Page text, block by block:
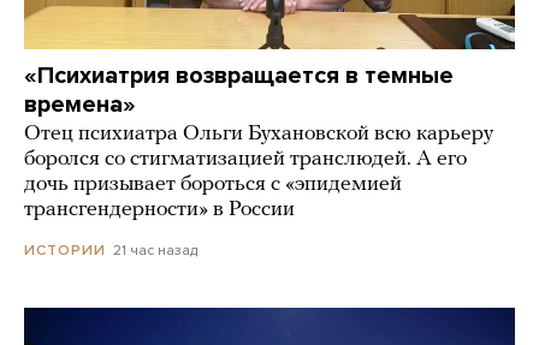
«Психиатрия возвращается в темные
времена»
Отец психиатра Ольги Бухановской всю карьеру
боролся со стигматизацией транслюдей. А его
дочь призывает бороться с «эпидемией
трансгендерности» в России
ИСТОРИИ 21 час назад